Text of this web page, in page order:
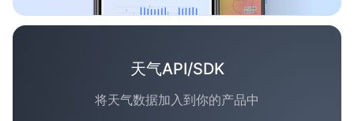
天气API/SDK
将天气数据加入到你的产品中